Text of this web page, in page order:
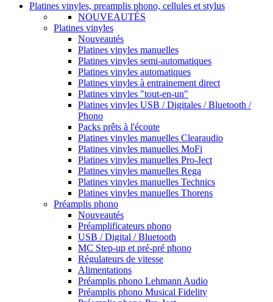
Platines vinyles, preamplis phono, cellules et stylus
NOUVEAUTÉS
Platines vinyles
Nouveautés
Platines vinyles manuelles
Platines vinyles semi-automatiques
Platines vinyles automatiques
Platines vinyles à entrainement direct
Platines vinyles "tout-en-un"
Platines vinyles USB / Digitales / Bluetooth /
Phono
Packs prêts à l'écoute
Platines vinyles manuelles Clearaudio
Platines vinyles manuelles MoFi
Platines vinyles manuelles Pro-Ject
Platines vinyles manuelles Rega
Platines vinyles manuelles Technics
Platines vinyles manuelles Thorens
Préamplis phono
Nouveautés
Préamplificateurs phono
USB / Digital / Bluetooth
MC Step-up et pré-pré phono
Régulateurs de vitesse
Alimentations
Préamplis phono Lehmann Audio
Préamplis phono Musical Fidelity